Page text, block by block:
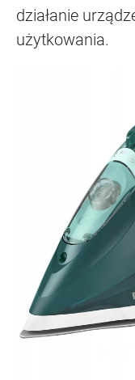
działanie
użytkowania.